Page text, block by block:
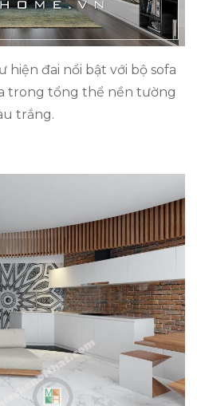
đai nổi bật với bộ sofa
trong tổng thể nền tường
trắng.